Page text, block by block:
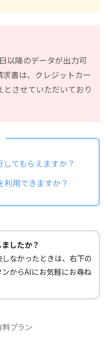
以降のデータが出力可
書は、クレジットカー
とさせていただいており
てもらえますか？
利用できますか？
したか？
なかったときは、右下の
ンからAIにお気軽にお尋ね
料プラン